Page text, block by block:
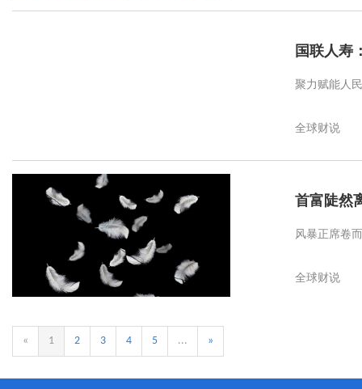
国联人寿
聚力赋能人
全球财说
首富陡然
风暴正席卷
全球财说
« 1 2 3 4 5 ... »